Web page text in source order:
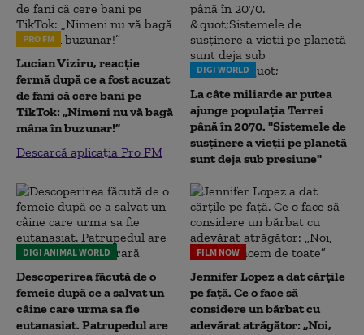
PRO FM
Lucian Viziru, reacție
fermă după ce a fost acuzat
de fani că cere bani pe
TikTok: „Nimeni nu vă bagă
mâna în buzunar!”
Descarcă aplicația Pro FM
DIGI WORLD
La câte miliarde ar putea
ajunge populația Terrei
până în 2070. "Sistemele de
susținere a vieții pe planetă
sunt deja sub presiune"
DIGI ANIMAL WORLD
Descoperirea făcută de o
femeie după ce a salvat un
câine care urma sa fie
eutanasiat. Patrupedul are
FILM NOW
Jennifer Lopez a dat cărțile
pe față. Ce o face să
considere un bărbat cu
adevărat atrăgător: „Noi,